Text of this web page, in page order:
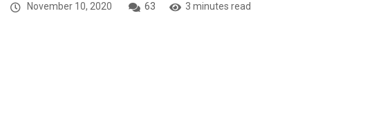
November 10, 2020 63 3 minutes read